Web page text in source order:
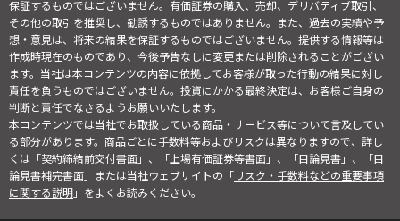
保証するものではございません。有価証券の購入、売却、デリバティブ取引、
その他の取引を推奨し、勧誘するものではありません。また、過去の実績や予
想・意見は、将来の結果を保証するものではございません。提供する情報等は
作成時現在のものであり、今後予告なしに変更または削除されることがござい
ます。当社は本コンテンツの内容に依拠してお客様が取った行動の結果に対し
責任を負うものではございません。投資にかかる最終決定は、お客様ご自身の
判断と責任でなさるようお願いいたします。
本コンテンツでは当社でお取扱している商品・サービス等について言及してい
る部分があります。商品ごとに手数料等およびリスクは異なりますので、詳し
くは「契約締結前交付書面」、「上場有価証券等書面」、「目論見書」、「目
論見書補完書面」または当社ウェブサイトの「リスク・手数料などの重要事項
に関する説明」をよくお読みください。